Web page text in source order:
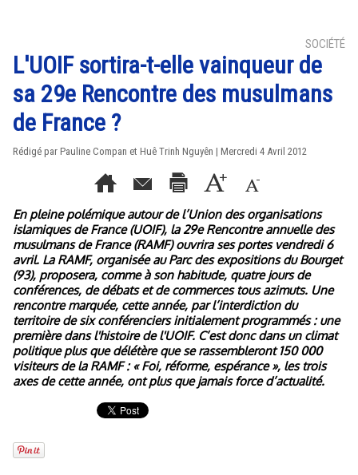
SOCIÉTÉ
L'UOIF sortira-t-elle vainqueur de
sa 29e Rencontre des musulmans
de France ?
Rédigé par Pauline Compan et Huê Trinh Nguyên | Mercredi 4 Avril 2012
En pleine polémique autour de l’Union des organisations
islamiques de France (UOIF), la 29e Rencontre annuelle des
musulmans de France (RAMF) ouvrira ses portes vendredi 6
avril. La RAMF, organisée au Parc des expositions du Bourget
(93), proposera, comme à son habitude, quatre jours de
conférences, de débats et de commerces tous azimuts. Une
rencontre marquée, cette année, par l’interdiction du
territoire de six conférenciers initialement programmés : une
première dans l'histoire de l'UOIF. C’est donc dans un climat
politique plus que délétère que se rassembleront 150 000
visiteurs de la RAMF : « Foi, réforme, espérance », les trois
axes de cette année, ont plus que jamais force d’actualité.